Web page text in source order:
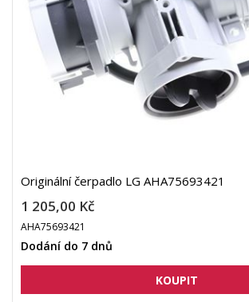
Originální čerpadlo LG AHA75693421
1 205,00 Kč
AHA75693421
Dodání do 7 dnů